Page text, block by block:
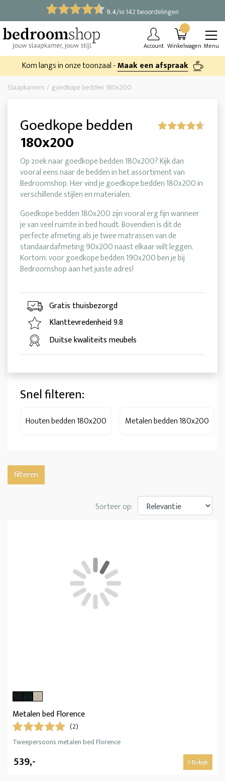
9.4/10 142 beoordelingen
Account Winkelwagen Menu
Kom langs in onze toonzaal -Maak een afspraak
Slaapkamers goedkope bedden 180x200
Goedkope bedden
180x200
Op zoek naar goedkope bedden 180x200? Kijk dan
vooral eens naar de bedden in het assortiment van
Bedroomshop. Hier vind je goedkope bedden 180x200 in
verschillende stijlen en materialen.
Goedkope bedden 180x200 zijn vooral erg fijn wanneer
je van veel ruimte in bed houdt. Bovendien is dit de
perfecte afmeting als je twee matrassen van de
standaardafmeting 90x200 naast elkaar wilt leggen.
Kortom: voor goedkope bedden 190x200 ben je bij
Bedroomshop aan het juiste adres!
Gratis thuisbezorgd
Klanttevredenheid 9.8
Duitse kwaliteits meubels
Snel filteren:
Houten bedden 180x200 Metalen bedden 180x200
filteren
Sorteer op:
Metalen bed Florence
(2)
Tweepersoons metalen bed Florence
539,- Bekijk